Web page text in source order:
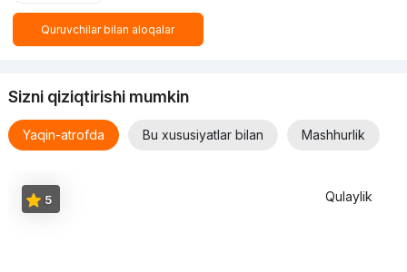
Quruvchilar bilan aloqalar
Sizni qiziqtirishi mumkin
Yaqin-atrofda Bu xususiyatlar bilan Mashhurlik
Qulaylik
5